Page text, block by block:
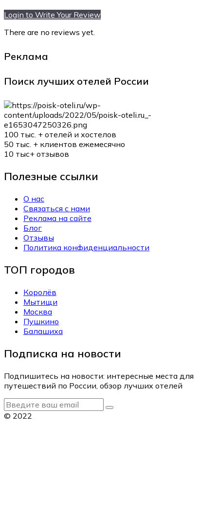
Login to Write Your Review
There are no reviews yet.
Реклама
Поиск лучших отелей России
100 тыс. + отелей и хостелов
50 тыс. + клиентов ежемесячно
10 тыс+ отзывов
Полезные ссылки
О нас
Связаться с нами
Реклама на сайте
Блог
Отзывы
Политика конфиденциальности
ТОП городов
Королёв
Мытищи
Москва
Пушкино
Балашиха
Подписка на новости
Подпишитесь на новости: интересные места для
путешествий по России, обзор лучших отелей
© 2022